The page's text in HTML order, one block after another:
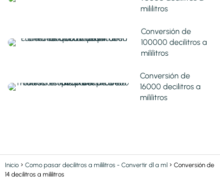
mililitros
Conversión de
100000 decilitros a
mililitros
Conversión de
16000 decilitros a
mililitros
Inicio Como pasar decilitros a mililitros - Convertir dl a ml
Conversión de
14 decilitros a mililitros